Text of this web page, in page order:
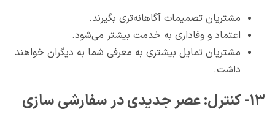
مشتریان تصمیمات آگاهانه‌تری بگیرند.
اعتماد و وفاداری به خدمت بیشتر می‌شود.
مشتریان تمایل بیشتری به معرفی شما به دیگران خواهند
داشت.
۱۳- کنترل: عصر جدیدی در سفارشی سازی